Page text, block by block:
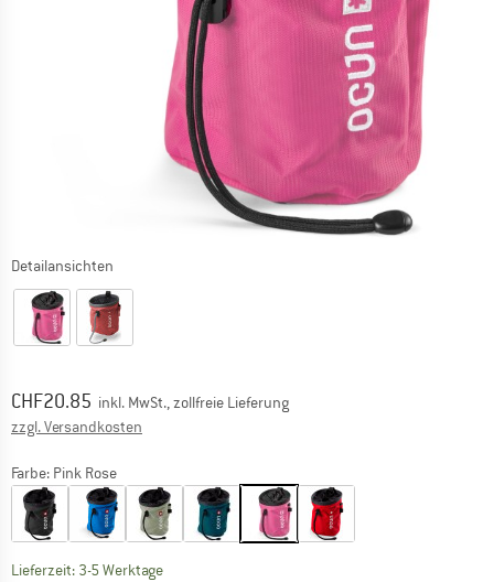
Detailansichten
Preis:
CHF20.85 inkl. MwSt., zollfreie Lieferung
zzgl. Versandkosten
Farbe: Pink Rose
Lieferzeit: 3-5 WerktageDer Link öffnet sich in einer Infobox und